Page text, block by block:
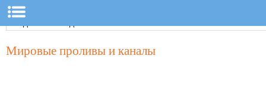
Мировые проливы и каналы